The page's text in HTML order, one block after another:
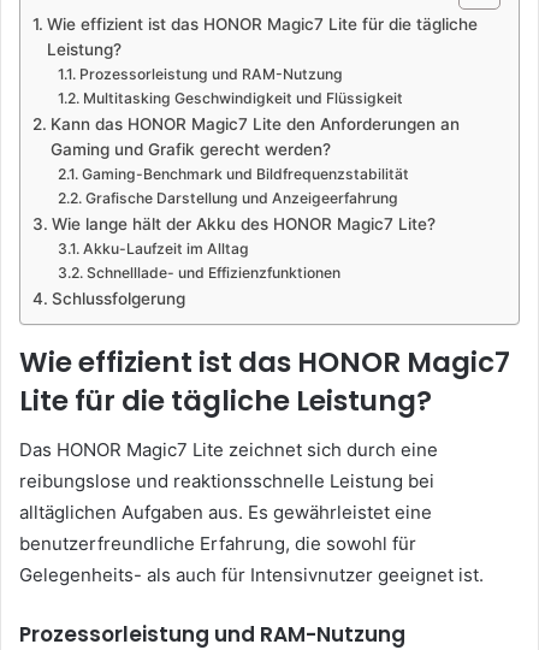
Wie effizient ist das HONOR Magic7 Lite für die tägliche
Leistung?
Prozessorleistung und RAM-Nutzung
Multitasking Geschwindigkeit und Flüssigkeit
Kann das HONOR Magic7 Lite den Anforderungen an
Gaming und Grafik gerecht werden?
Gaming-Benchmark und Bildfrequenzstabilität
Grafische Darstellung und Anzeigeerfahrung
Wie lange hält der Akku des HONOR Magic7 Lite?
Akku-Laufzeit im Alltag
Schnelllade- und Effizienzfunktionen
Schlussfolgerung
Wie effizient ist das HONOR Magic7
Lite für die tägliche Leistung?
Das HONOR Magic7 Lite zeichnet sich durch eine
reibungslose und reaktionsschnelle Leistung bei
alltäglichen Aufgaben aus. Es gewährleistet eine
benutzerfreundliche Erfahrung, die sowohl für
Gelegenheits- als auch für Intensivnutzer geeignet ist.
Prozessorleistung und RAM-Nutzung